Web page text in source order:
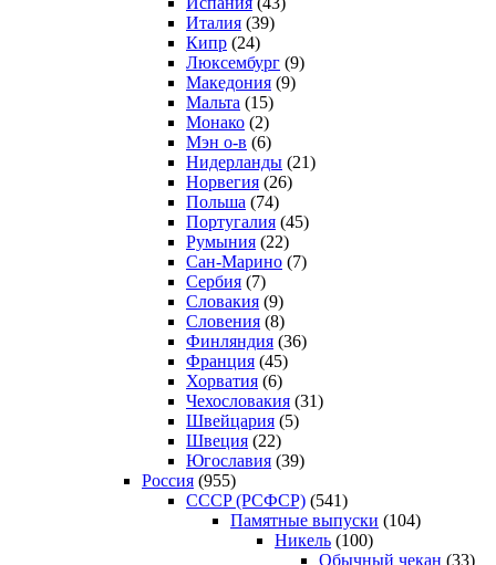
Италия (39)
Кипр (24)
Люксембург (9)
Македония (9)
Мальта (15)
Монако (2)
Мэн о-в (6)
Нидерланды (21)
Норвегия (26)
Польша (74)
Португалия (45)
Румыния (22)
Сан-Марино (7)
Сербия (7)
Словакия (9)
Словения (8)
Финляндия (36)
Франция (45)
Хорватия (6)
Чехословакия (31)
Швейцария (5)
Швеция (22)
Югославия (39)
Россия (955)
CCCP (РСФСР) (541)
Памятные выпуски (104)
Никель (100)
Обычный чекан (33)